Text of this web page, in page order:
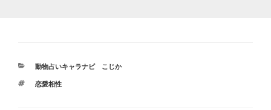
カ
ゴ
動物占いキャラナビ こじか
タ
恋愛相性